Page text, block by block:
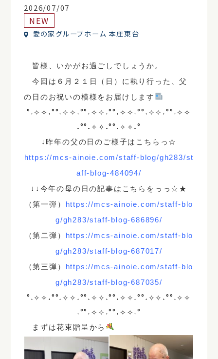
2026/07/07
NEW
愛の家グループホーム 本庄東台
皆様、いかがお過ごしでしょうか。
今回は６月２１日（日）に執り行った、父
の日のお祝いの模様をお届けします
°˖✧✧˖°°˖✧✧˖°°˖✧✧˖°°˖✧✧˖°°˖✧✧˖°°˖✧✧
˖°°˖✧✧˖°°˖✧✧˖°
↓昨年の父の日のご様子はこちらっ☆
https://mcs-ainoie.com/staff-blog/gh283/st
aff-blog-484094/
↓↓今年の母の日の記事はこちらをっっ☆★
（第一弾） https://mcs-ainoie.com/staff-blo
g/gh283/staff-blog-686896/
（第二弾） https://mcs-ainoie.com/staff-blo
g/gh283/staff-blog-687017/
（第三弾） https://mcs-ainoie.com/staff-blo
g/gh283/staff-blog-687035/
°˖✧✧˖°°˖✧✧˖°°˖✧✧˖°°˖✧✧˖°°˖✧✧˖°°˖✧✧
˖°°˖✧✧˖°°˖✧✧˖°
まずは花束贈呈から